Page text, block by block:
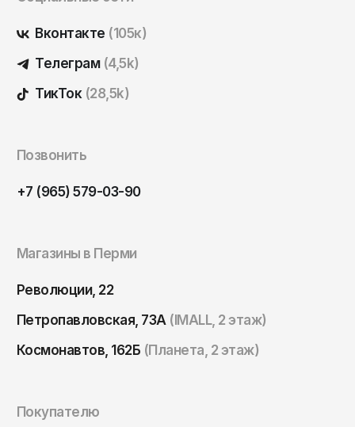
Вконтакте (105к)
Телеграм (4,5k)
ТикТок (28,5k)
Позвонить
+7 (965) 579-03-90
Магазины в Перми
Революции, 22
Петропавловская, 73А (IMALL, 2 этаж)
Космонавтов, 162Б (Планета, 2 этаж)
Покупателю
Тамбов
Тверь
Тольятти
Тула
Улан-Удэ
Уфа
Ухта
Хабаровск
Челябинск